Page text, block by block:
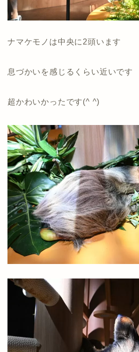
ナマケモノは中央に2頭います
息づかいを感じるくらい近いです
超かわいかったです(^ ^)